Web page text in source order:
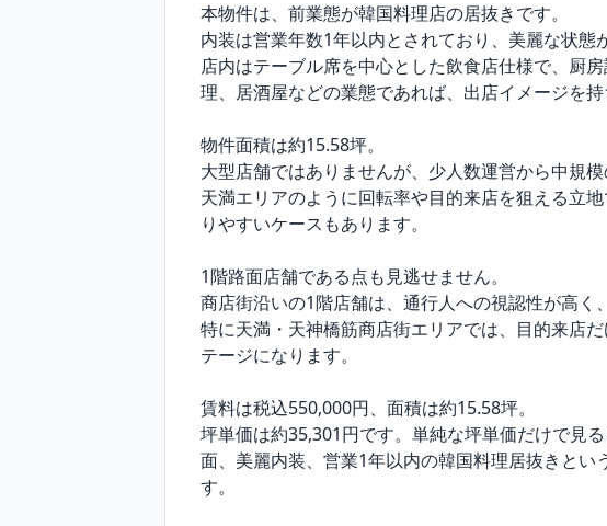
本物件は、前業態が韓国料理店の居抜きです。
内装は営業年数1年以内とされており、美麗な状態
店内はテーブル席を中心とした飲食店仕様で、厨
理、居酒屋などの業態であれば、出店イメージを持
物件面積は約15.58坪。
大型店舗ではありませんが、少人数運営から中規
天満エリアのように回転率や目的来店を狙える立
りやすいケースもあります。
1階路面店舗である点も見逃せません。
商店街沿いの1階店舗は、通行人への視認性が高く
特に天満・天神橋筋商店街エリアでは、目的来店
テージになります。
賃料は税込550,000円、面積は約15.58坪。
坪単価は約35,301円です。単純な坪単価だけで見
面、美麗内装、営業1年以内の韓国料理居抜きと
す。